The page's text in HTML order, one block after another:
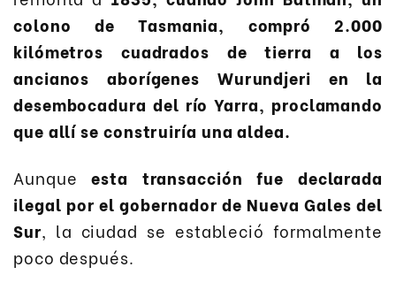
colono de Tasmania, compró 2.000
kilómetros cuadrados de tierra a los
ancianos aborígenes Wurundjeri en la
desembocadura del río Yarra, proclamando
que allí se construiría una aldea.
Aunqueesta transacción fue declarada
ilegal por el gobernador de Nueva Gales del
Sur, la ciudad se estableció formalmente
poco después.